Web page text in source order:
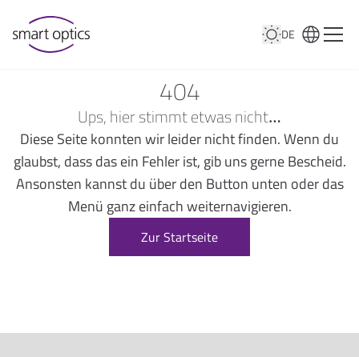
DE
404
Ups, hier stimmt etwas nicht…
Diese Seite konnten wir leider nicht finden. Wenn du
glaubst, dass das ein Fehler ist, gib uns gerne Bescheid.
Ansonsten kannst du über den Button unten oder das
Menü ganz einfach weiternavigieren.
Zur Startseite